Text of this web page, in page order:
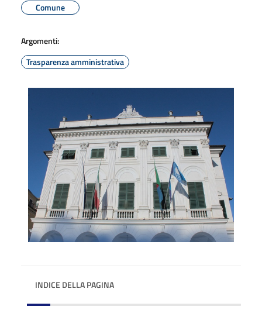
Comune
Argomenti:
Trasparenza amministrativa
INDICE DELLA PAGINA